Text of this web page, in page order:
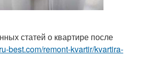
статей о квартире после
best.com/remont-kvartir/kvartira-